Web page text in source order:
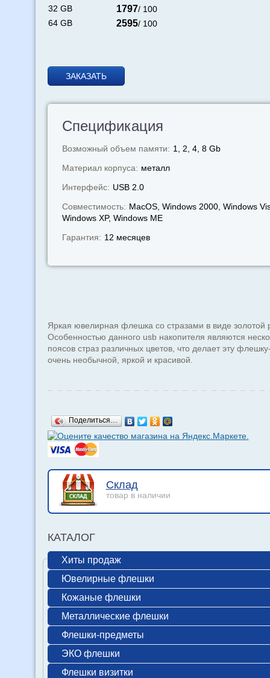
32 GB
1797/ 100
64 GB
2595/ 100
ЗАКАЗАТЬ
Спецификация
Возможный объем памяти: 1, 2, 4, 8 Gb
Материал корпуса: металл
Интерфейс: USB 2.0
Совместимость: MacOS, Windows 2000, Windows
Windows XP, Windows МЕ
Гарантия: 12 месяцев
Яркая ювелирная флешка со стразами в виде золотой
Особенностью данного usb накопителя являются
поясов страз различных цветов, что делает эту
очень необычной, яркой и красивой.
Поделиться…
Склад
товар в наличии
КАТАЛОГ
Хиты продаж
Ювелирные флешки
Кожаные флешки
Металлические флешки
Флешки-предметы
ЭКО флешки
Флешки визитки